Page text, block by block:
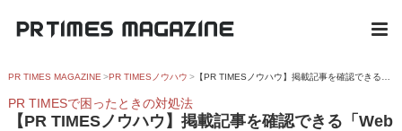
PR TIMES MAGAZINE PR TIMESノウハウ
PR TIMESで困ったときの対処法
【PR TIMESノウハウ】掲載記事を確認できる「Web